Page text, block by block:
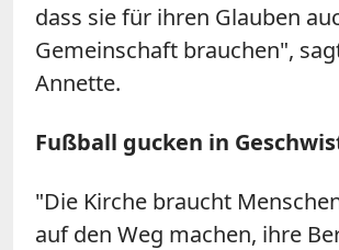
dass sie für ihren Glauben
Gemeinschaft brauchen",
Annette.
Fußball gucken in
"Die Kirche braucht
auf den Weg machen, ihre